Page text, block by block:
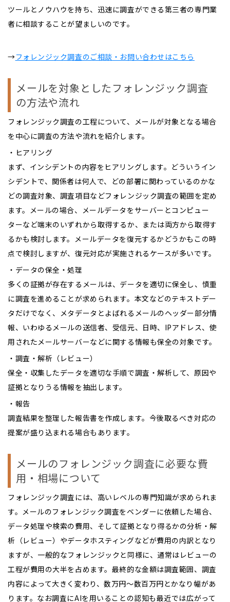
ツールとノウハウを持ち、迅速に調査ができる第三者の専門業
者に相談することが望ましいのです。
→フォレンジック調査のご相談・お問い合わせはこちら
メールを対象としたフォレンジック調査
の方法や流れ
フォレンジック調査の工程について、メールが対象となる場合
を中心に調査の方法や流れを紹介します。
・ヒアリング
まず、インシデントの内容をヒアリングします。どういうイン
シデントで、関係者は何人で、どの部署に関わっているのかな
どの調査対象、調査項目などフォレンジック調査の範囲を定め
ます。メールの場合、メールデータをサーバーとコンピュー
ターなど端末のいずれから取得するか、または両方から取得す
るかも検討します。メールデータを復元するかどうかもこの時
点で検討しますが、復元対応が実施されるケースが多いです。
・データの保全・処理
多くの証拠が存在するメールは、データを適切に保全し、慎重
に調査を進めることが求められます。本文などのテキストデー
タだけでなく、メタデータとよばれるメールのヘッダー部分情
報、いわゆるメールの送信者、受信元、日時、IPアドレス、使
用されたメールサーバーなどに関する情報も保全の対象です。
・調査・解析（レビュー）
保全・収集したデータを適切な手順で調査・解析して、原因や
証拠となりうる情報を抽出します。
・報告
調査結果を整理した報告書を作成します。今後取るべき対応の
提案が盛り込まれる場合もあります。
メールのフォレンジック調査に必要な費
用・相場について
フォレンジック調査には、高いレベルの専門知識が求められま
す。メールのフォレンジック調査をベンダーに依頼した場合、
データ処理や検索の費用、そして証拠となり得るかの分析・解
析（レビュー）やデータホスティングなどが費用の内訳となり
ますが、一般的なフォレンジックと同様に、通常はレビューの
工程が費用の大半を占めます。最終的な金額は調査範囲、調査
内容によって大きく変わり、数万円～数百万円とかなり幅があ
ります。なお調査にAIを用いることの認知も最近では広がって